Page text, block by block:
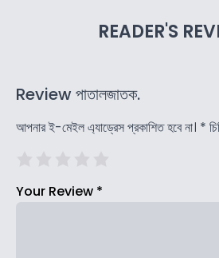
READER'S
Review পাতালজাতক.
আপনার ই-মেইল এ্যাড্রেস প্রকাশিত হবে না। *
Your Review *